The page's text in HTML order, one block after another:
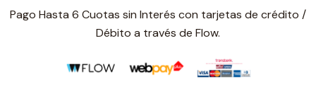
Pago Hasta 6 Cuotas sin Interés con tarjetas de crédito /
Débito a través de Flow.